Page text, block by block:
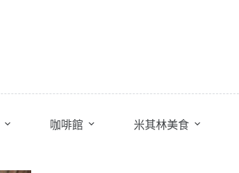
咖啡館 米其林美食